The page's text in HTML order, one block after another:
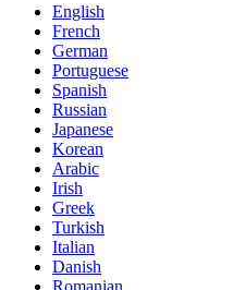
English
French
German
Portuguese
Spanish
Russian
Japanese
Korean
Arabic
Irish
Greek
Turkish
Italian
Danish
Romanian